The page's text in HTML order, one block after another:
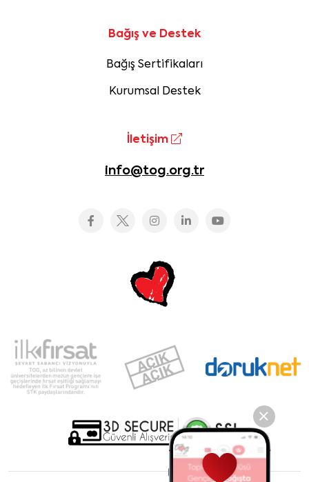
Bağış ve Destek
Bağış Sertifikaları
Kurumsal Destek
İletişim
info@tog.org.tr